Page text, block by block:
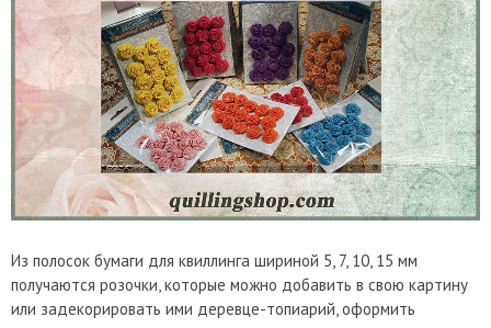
Из полосок бумаги для квиллинга шириной 5, 7, 10, 15 мм
получаются розочки, которые можно добавить в свою картину
или задекорировать ими деревце-топиарий, оформить